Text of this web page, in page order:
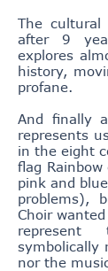
The cultural
after 9
explores
history,
profane.
And finally
represents
in the eight
flag
pink and
problems),
Choir
symbolically
nor the